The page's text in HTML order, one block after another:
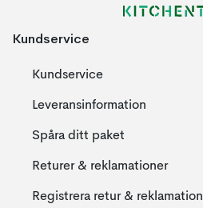
Kundservice
Kundservice
Leveransinformation
Spåra ditt paket
Returer & reklamationer
Registrera retur & reklamation